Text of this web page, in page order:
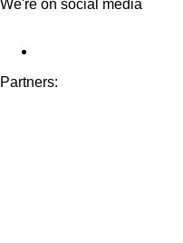
We're on social media
Partners: